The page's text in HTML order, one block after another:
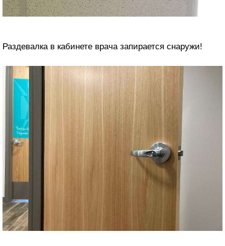
Раздевалка в кабинете врача запирается снаружи!